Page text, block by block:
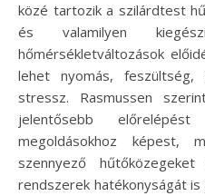
közé tartozik a szilárdtest
és valamilyen
hőmérsékletváltozások
lehet nyomás, feszültség,
stressz. Rasmussen
jelentősebb
megoldásokhoz képest,
szennyező
rendszerek hatékonyságát is